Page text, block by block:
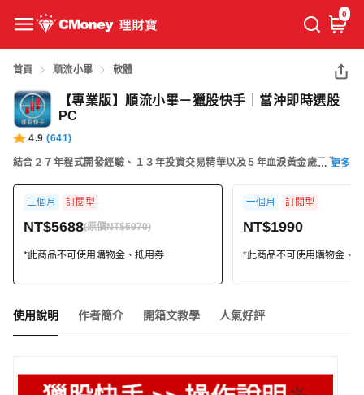
0
首頁 順流小畢 軟體
【專業版】順流小畢－獵股快手｜當沖即時選股
PC
4.9 (641)
更多
結合２７年程式開發經驗、１３年投資交易精華以及５年血淚黃金歲月集合
三個月
訂閱型
NT$5688(原價NT$5970)
*此商品不可使用購物金、抵用券
一個月 訂閱型
NT$1990
*此商品不可使用購物金、
使用說明 作者簡介 開箱文教學 人氣好評